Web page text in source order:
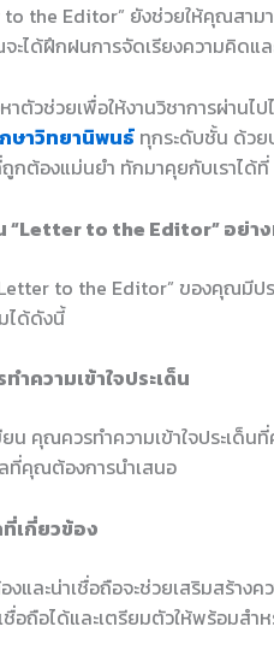
to the Editor” ยังช่วยให้คุณสา
ได้ฝึกฝนการจัดเรียงความคิดแล
ตัวช่วยเพื่อให้งานวิชาการผ่านไ
ษาวิทยานิพนธ์ ทุกระดับชั้น ด้วย
ต้องแม่นยำ ทักมาคุยกับเราได้
“Letter to the Editor” อย่า
to the Editor” ของคุณมี
ได้ดังนี้
ำความเข้าใจประเด็น
น คุณควรทำความเข้าใจประเด็
ที่คุณต้องการนำเสนอ
เกี่ยวข้อง
และน่าเชื่อถือจะช่วยเสริมสร้าง
อถือได้และเตรียมตัวให้พร้อมสำ